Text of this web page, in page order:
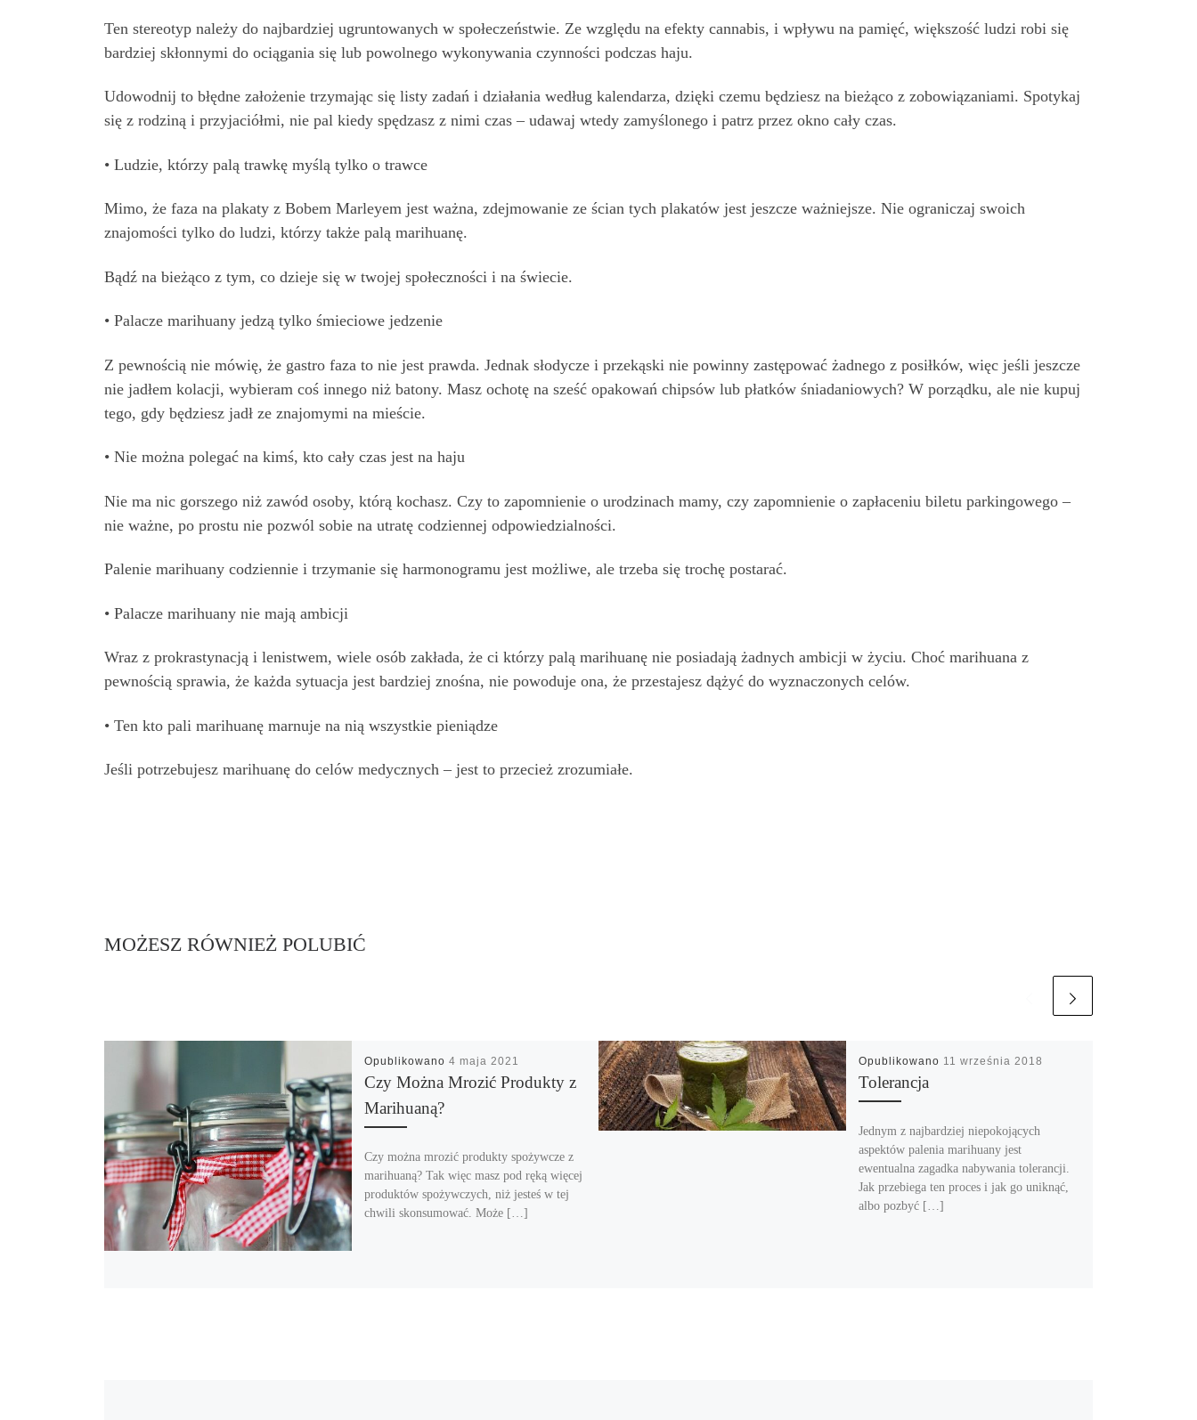
Ten stereotyp należy do najbardziej ugruntowanych w społeczeństwie. Ze względu na efekty cannabis, i wpływu na pamięć, większość ludzi robi się
bardziej skłonnymi do ociągania się lub powolnego wykonywania czynności podczas haju.
Udowodnij to błędne założenie trzymając się listy zadań i działania według kalendarza, dzięki czemu będziesz na bieżąco z zobowiązaniami. Spotykaj
się z rodziną i przyjaciółmi, nie pal kiedy spędzasz z nimi czas – udawaj wtedy zamyślonego i patrz przez okno cały czas.
• Ludzie, którzy palą trawkę myślą tylko o trawce
Mimo, że faza na plakaty z Bobem Marleyem jest ważna, zdejmowanie ze ścian tych plakatów jest jeszcze ważniejsze. Nie ograniczaj swoich
znajomości tylko do ludzi, którzy także palą marihuanę.
Bądź na bieżąco z tym, co dzieje się w twojej społeczności i na świecie.
• Palacze marihuany jedzą tylko śmieciowe jedzenie
Z pewnością nie mówię, że gastro faza to nie jest prawda. Jednak słodycze i przekąski nie powinny zastępować żadnego z posiłków, więc jeśli jeszcze
nie jadłem kolacji, wybieram coś innego niż batony. Masz ochotę na sześć opakowań chipsów lub płatków śniadaniowych? W porządku, ale nie kupuj
tego, gdy będziesz jadł ze znajomymi na mieście.
• Nie można polegać na kimś, kto cały czas jest na haju
Nie ma nic gorszego niż zawód osoby, którą kochasz. Czy to zapomnienie o urodzinach mamy, czy zapomnienie o zapłaceniu biletu parkingowego –
nie ważne, po prostu nie pozwól sobie na utratę codziennej odpowiedzialności.
Palenie marihuany codziennie i trzymanie się harmonogramu jest możliwe, ale trzeba się trochę postarać.
• Palacze marihuany nie mają ambicji
Wraz z prokrastynacją i lenistwem, wiele osób zakłada, że ci którzy palą marihuanę nie posiadają żadnych ambicji w życiu. Choć marihuana z
pewnością sprawia, że każda sytuacja jest bardziej znośna, nie powoduje ona, że przestajesz dążyć do wyznaczonych celów.
• Ten kto pali marihuanę marnuje na nią wszystkie pieniądze
Jeśli potrzebujesz marihuanę do celów medycznych – jest to przecież zrozumiałe.
MOŻESZ RÓWNIEŻ POLUBIĆ
Opublikowano 4 maja 2021
Czy Można Mrozić Produkty z
Marihuaną?
Czy można mrozić produkty spożywcze z
marihuaną? Tak więc masz pod ręką więcej
produktów spożywczych, niż jesteś w tej
chwili skonsumować. Może […]
Opublikowano 11 września 2018
Tolerancja
Jednym z najbardziej niepokojących
aspektów palenia marihuany jest
ewentualna zagadka nabywania tolerancji.
Jak przebiega ten proces i jak go uniknąć,
albo pozbyć […]